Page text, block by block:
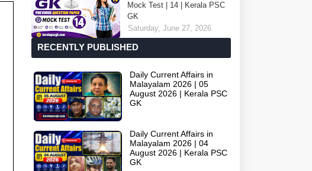
Mock Test | 14 | Kerala PSC
GK
Saturday, June 27, 2026
RECENTLY PUBLISHED
Daily Current Affairs in
Malayalam 2026 | 05
August 2026 | Kerala PSC
GK
Daily Current Affairs in
Malayalam 2026 | 04
August 2026 | Kerala PSC
GK